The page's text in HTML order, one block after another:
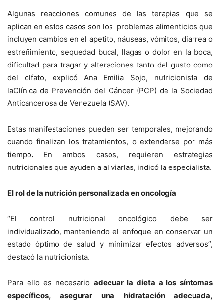
Algunas reacciones comunes de las terapias que se
aplican en estos casos son los problemas alimenticios que
incluyen cambios en el apetito, náuseas, vómitos, diarrea o
estreñimiento, sequedad bucal, llagas o dolor en la boca,
dificultad para tragar y alteraciones tanto del gusto como
del olfato, explicó Ana Emilia Sojo, nutricionista de
laClínica de Prevención del Cáncer (PCP) de la Sociedad
Anticancerosa de Venezuela (SAV).
Estas manifestaciones pueden ser temporales, mejorando
cuando finalizan los tratamientos, o extenderse por más
tiempo. En ambos casos, requieren estrategias
nutricionales que ayuden a aliviarlas, indicó la especialista.
El rol de la nutrición personalizada en oncología
“El control nutricional oncológico debe ser
individualizado, manteniendo el enfoque en conservar un
estado óptimo de salud y minimizar efectos adversos”,
destacó la nutricionista.
Para ello es necesario adecuar la dieta a los síntomas
específicos, asegurar una hidratación adecuada,